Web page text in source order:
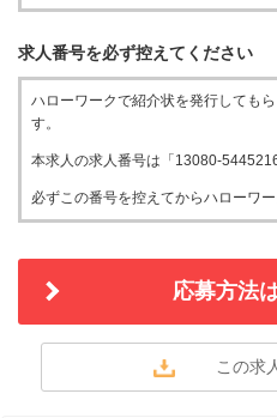
求人番号を必ず控えてください
ハローワークで紹介状を発行しても
す。
本求人の求人番号は「13080-
必ずこの番号を控えてからハローワー
応募方法